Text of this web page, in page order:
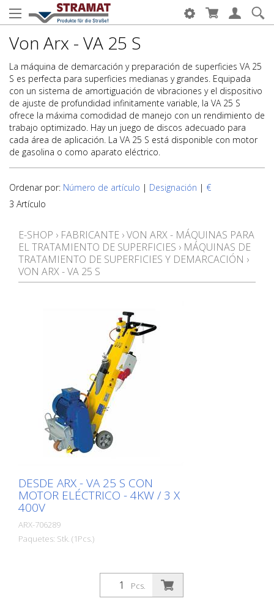
Von Arx - VA 25 S
La máquina de demarcación y preparación de superficies VA 25
S es perfecta para superficies medianas y grandes. Equipada
con un sistema de amortiguación de vibraciones y el dispositivo
de ajuste de profundidad infinitamente variable, la VA 25 S
ofrece la máxima comodidad de manejo con un rendimiento de
trabajo optimizado. Hay un juego de discos adecuado para
cada área de aplicación. La VA 25 S está disponible con motor
de gasolina o como aparato eléctrico.
Ordenar por: Número de artículo | Designación | €
3 Artículo
E-SHOP › FABRICANTE ›VON ARX - MÁQUINAS PARA
EL TRATAMIENTO DE SUPERFICIES › MÁQUINAS DE
TRATAMIENTO DE SUPERFICIES Y DEMARCACIÓN ›
VON ARX - VA 25 S
DESDE ARX - VA 25 S CON
MOTOR ELÉCTRICO - 4KW / 3 X
400V
ARX-706289
Paquetes: Stk. (1Pcs.)
Pcs.